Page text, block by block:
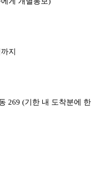
지
269 (기한 내 도착분에 한